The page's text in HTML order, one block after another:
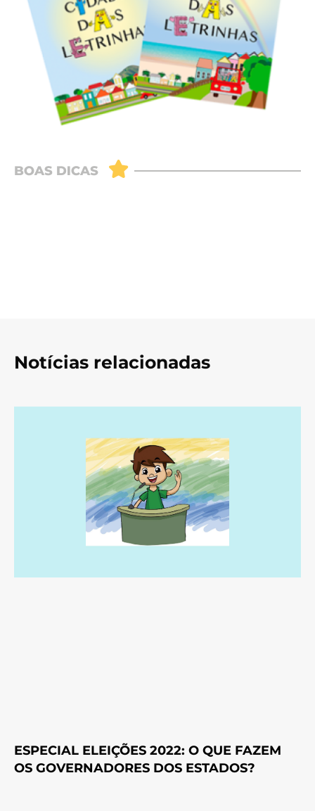
Notícias relacionadas
ESPECIAL ELEIÇÕES 2022: O QUE FAZEM
OS GOVERNADORES DOS ESTADOS?